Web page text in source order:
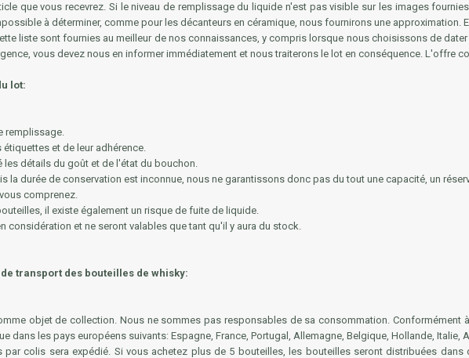
que vous recevrez. Si le niveau de remplissage du liquide n'est pas visible sur les images
à déterminer, comme pour les décanteurs en céramique, nous fournirons une approximation.
liste sont fournies au meilleur de nos connaissances, y compris lorsque nous choisissons de
vous devez nous en informer immédiatement et nous traiterons le lot en conséquence. L'offre
lot:
remplissage.
et de leur adhérence.
détails du goût et de l'état du bouchon.
la durée de conservation est inconnue, nous ne garantissons donc pas du tout une capacité, un
comprenez.
il existe également un risque de fuite de liquide.
considération et ne seront valables que tant qu'il y aura du stock.
transport des bouteilles de whisky:
objet de collection. Nous ne sommes pas responsables de sa consommation.
dans les pays européens suivants: Espagne, France, Portugal, Allemagne, Belgique, Hollande,
par colis sera expédié. Si vous achetez plus de 5 bouteilles, les bouteilles seront distribuées